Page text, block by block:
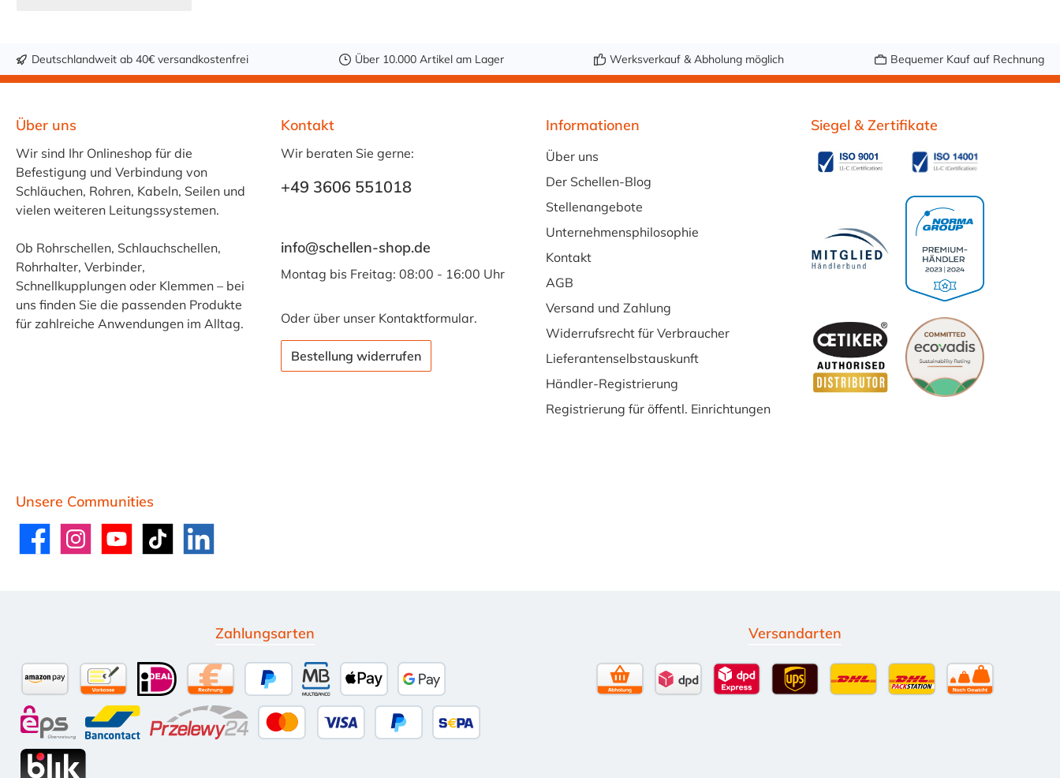
Deutschlandweit ab 40€ versandkostenfrei Über 10.000 Artikel am Lager Werksverkauf & Abholung möglich Bequemer Kauf auf Rechnung
Über uns
Wir sind Ihr Onlineshop für die
Befestigung und Verbindung von
Schläuchen, Rohren, Kabeln, Seilen und
vielen weiteren Leitungssystemen.
Ob Rohrschellen, Schlauchschellen,
Rohrhalter, Verbinder,
Schnellkupplungen oder Klemmen – bei
uns finden Sie die passenden Produkte
für zahlreiche Anwendungen im Alltag.
Kontakt
Wir beraten Sie gerne:
+49 3606 551018
info@schellen-shop.de
Montag bis Freitag: 08:00 - 16:00 Uhr
Oder über unser Kontaktformular.
Bestellung widerrufen
Informationen
Über uns
Der Schellen-Blog
Stellenangebote
Unternehmensphilosophie
Kontakt
AGB
Versand und Zahlung
Widerrufsrecht für Verbraucher
Lieferantenselbstauskunft
Händler-Registrierung
Registrierung für öffentl. Einrichtungen
Unsere Communities
FacebookInstagramYouTube TikTok LinkedIn
Siegel & Zertifikate
Zahlungsarten
PayPal
iDEAL Kauf auf Rechnung (10 Tage Netto)
MultibancoApple PayGoogle Pay
eps
Amazon PayVorkasse per Überweisung
Versandarten